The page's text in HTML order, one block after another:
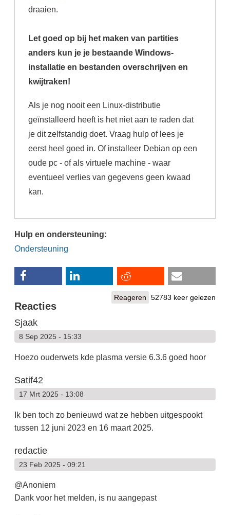
draaien.
Let goed op bij het maken van partities
anders kun je je bestaande Windows-
installatie en bestanden overschrijven en
kwijtraken!
Als je nog nooit een Linux-distributie
geïnstalleerd heeft is het niet aan te raden dat
je dit zelfstandig doet. Vraag hulp of lees je
eerst heel goed in. Of installeer Debian op een
oude pc - of als virtuele machine - waar
eventueel verlies van gegevens geen kwaad
kan.
Hulp en ondersteuning:
Ondersteuning
Reageren 52783 keer gelezen
Reacties
Sjaak
8 Sep 2025 - 15:33
Hoezo ouderwets kde plasma versie 6.3.6 goed hoor
Satif42
17 Mrt 2025 - 13:08
Ik ben toch zo benieuwd wat ze hebben uitgespookt
tussen 12 juni 2023 en 16 maart 2025.
redactie
23 Feb 2025 - 09:21
@Anoniem
Dank voor het melden, is nu aangepast